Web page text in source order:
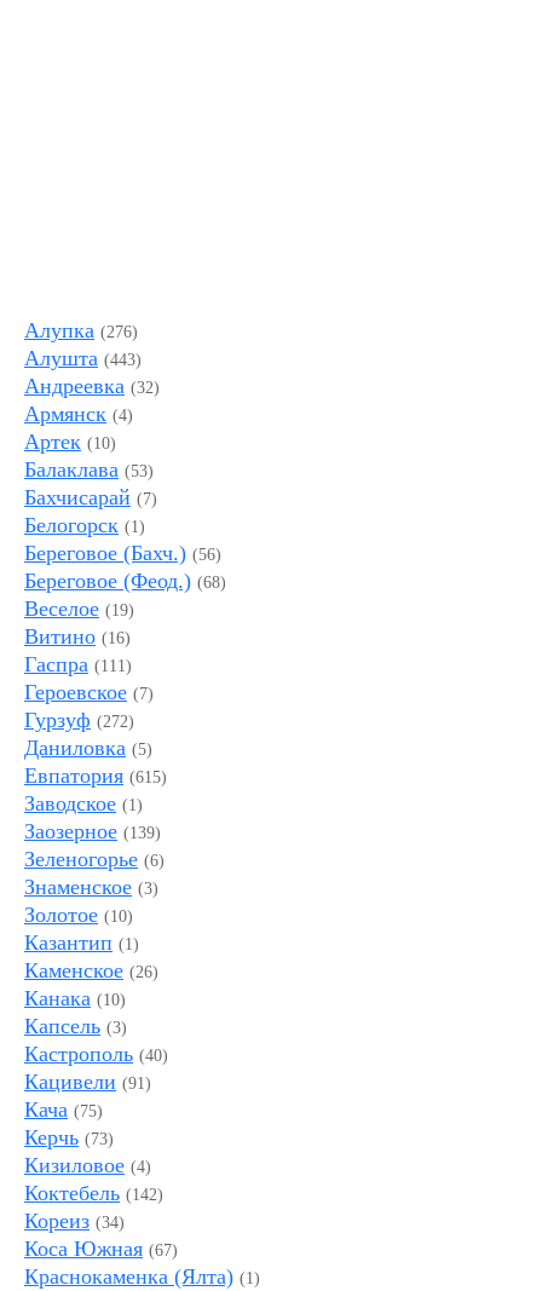
Алупка (276)
Алушта (443)
Андреевка (32)
Армянск (4)
Артек (10)
Балаклава (53)
Бахчисарай (7)
Белогорск (1)
Береговое (Бахч.) (56)
Береговое (Феод.) (68)
Веселое (19)
Витино (16)
Гаспра (111)
Героевское (7)
Гурзуф (272)
Даниловка (5)
Евпатория (615)
Заводское (1)
Заозерное (139)
Зеленогорье (6)
Знаменское (3)
Золотое (10)
Казантип (1)
Каменское (26)
Канака (10)
Капсель (3)
Кастрополь (40)
Кацивели (91)
Кача (75)
Керчь (73)
Кизиловое (4)
Коктебель (142)
Кореиз (34)
Коса Южная (67)
Краснокаменка (Ялта) (1)